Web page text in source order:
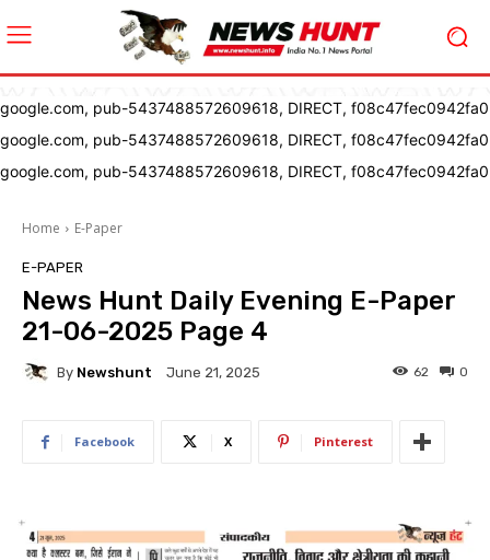
google.com, pub-5437488572609618, DIRECT, f08c47fec0942fa0
google.com, pub-5437488572609618, DIRECT, f08c47fec0942fa0
google.com, pub-5437488572609618, DIRECT, f08c47fec0942fa0
Home E-Paper
E-PAPER
News Hunt Daily Evening E-Paper
21-06-2025 Page 4
By Newshunt June 21, 2025 0
62
Facebook X Pinterest